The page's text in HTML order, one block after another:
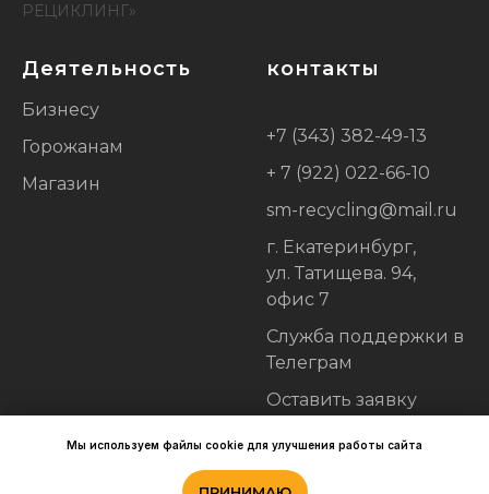
Мы используем файлы cookie для улучшения работы сайта
РЕЦИКЛИНГ»
Деятельность
Бизнесу
Горожанам
Магазин
контакты
+7 (343) 382-49-13
+ 7 (922) 022-66-10
sm-recycling@mail.ru
г. Екатеринбург,
ул. Татищева. 94,
офис 7
Служба поддержки в
Телеграм
Оставить заявку
Политика